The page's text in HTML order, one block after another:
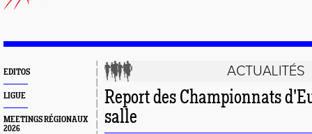
EDITOS
LIGUE
MEETINGS RÉGIONAUX
2026
ACTUALITÉS
Report des Championnats
salle